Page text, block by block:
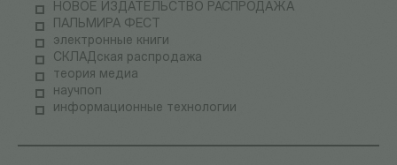
НОВОЕ ИЗДАТЕЛЬСТВО РАСПРОДАЖА
ПАЛЬМИРА ФЕСТ
электронные книги
СКЛАДская распродажа
теория медиа
научпоп
информационные технологии